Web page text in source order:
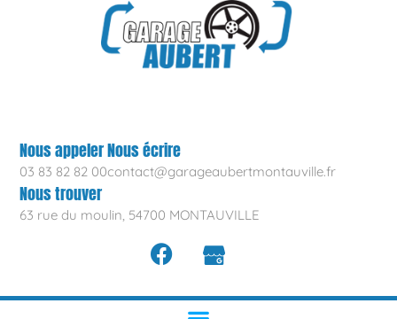
Nous appeler
03 83 82 82 00
Nous écrire
contact@garageaubertmontauville.fr
Nous trouver
63 rue du moulin, 54700 MONTAUVILLE